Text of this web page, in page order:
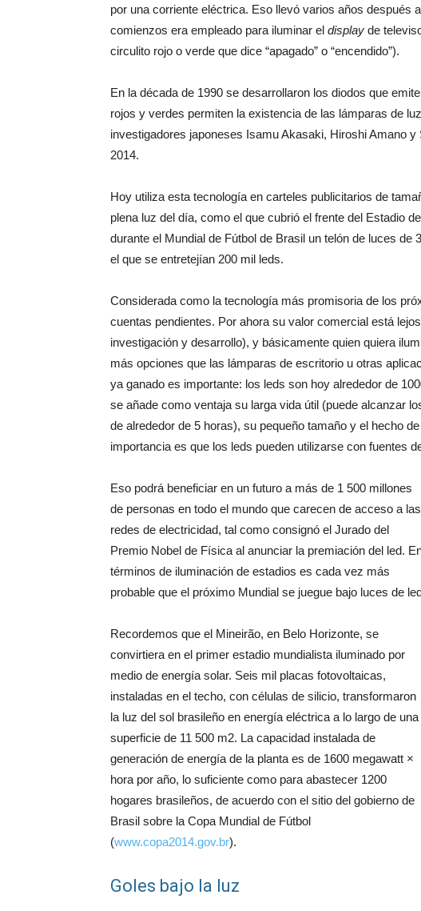
por una corriente eléctrica. Eso llevó varios años después
comienzos era empleado para iluminar el display de
circulito rojo o verde que dice “apagado” o “encendido”).
En la década de 1990 se desarrollaron los diodos que
rojos y verdes permiten la existencia de las lámparas de
investigadores japoneses Isamu Akasaki, Hiroshi Amano
2014.
Hoy utiliza esta tecnología en carteles publicitarios de
plena luz del día, como el que cubrió el frente del Estadio
durante el Mundial de Fútbol de Brasil un telón de luces
el que se entretejían 200 mil leds.
Considerada como la tecnología más promisoria de los
cuentas pendientes. Por ahora su valor comercial está
investigación y desarrollo), y básicamente quien quiera
más opciones que las lámparas de escritorio u otras
ya ganado es importante: los leds son hoy alrededor de
se añade como ventaja su larga vida útil (puede alcanzar
de alrededor de 5 horas), su pequeño tamaño y el hecho
importancia es que los leds pueden utilizarse con fuentes
Eso podrá beneficiar en un futuro a más de 1 500 millones
de personas en todo el mundo que carecen de acceso a las
redes de electricidad, tal como consignó el Jurado del
Premio Nobel de Física al anunciar la premiación del led.
términos de iluminación de estadios es cada vez más
probable que el próximo Mundial se juegue bajo luces de
Recordemos que el Mineirão, en Belo Horizonte, se
convirtiera en el primer estadio mundialista iluminado por
medio de energía solar. Seis mil placas fotovoltaicas,
instaladas en el techo, con células de silicio, transformaron
la luz del sol brasileño en energía eléctrica a lo largo de una
superficie de 11 500 m2. La capacidad instalada de
generación de energía de la planta es de 1600 megawatt ×
hora por año, lo suficiente como para abastecer 1200
hogares brasileños, de acuerdo con el sitio del gobierno de
Brasil sobre la Copa Mundial de Fútbol
(www.copa2014.gov.br).
Goles bajo la luz